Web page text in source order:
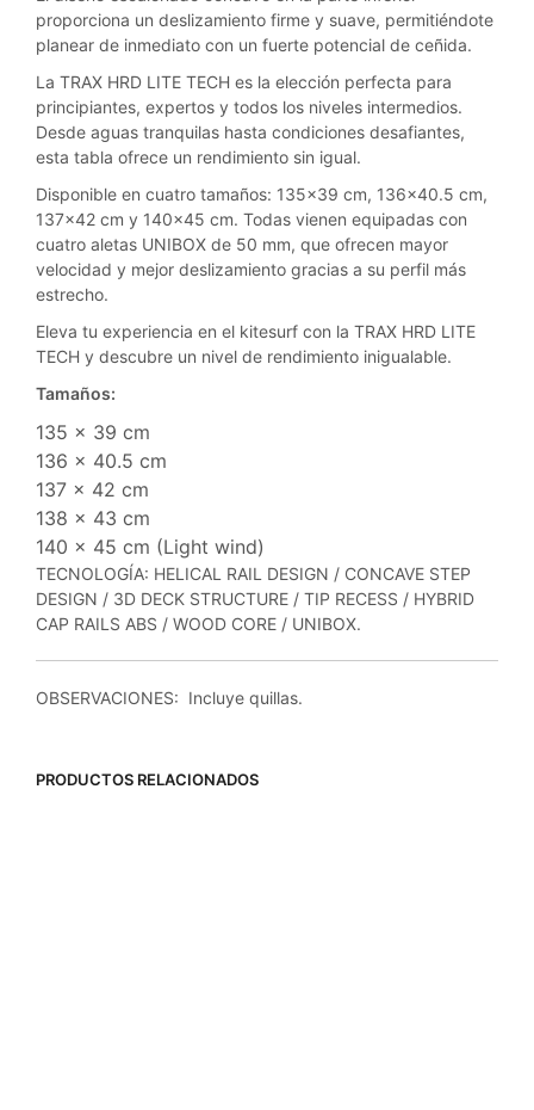
proporciona un deslizamiento firme y suave, permitiéndote
planear de inmediato con un fuerte potencial de ceñida.
La TRAX HRD LITE TECH es la elección perfecta para
principiantes, expertos y todos los niveles intermedios.
Desde aguas tranquilas hasta condiciones desafiantes,
esta tabla ofrece un rendimiento sin igual.
Disponible en cuatro tamaños: 135×39 cm, 136×40.5 cm,
137×42 cm y 140×45 cm. Todas vienen equipadas con
cuatro aletas UNIBOX de 50 mm, que ofrecen mayor
velocidad y mejor deslizamiento gracias a su perfil más
estrecho.
Eleva tu experiencia en el kitesurf con la TRAX HRD LITE
TECH y descubre un nivel de rendimiento inigualable.
Tamaños:
135 x 39 cm
136 x 40.5 cm
137 x 42 cm
138 x 43 cm
140 x 45 cm (Light wind)
TECNOLOGÍA: HELICAL RAIL DESIGN / CONCAVE STEP
DESIGN / 3D DECK STRUCTURE / TIP RECESS / HYBRID
CAP RAILS ABS / WOOD CORE / UNIBOX.
OBSERVACIONES: Incluye quillas.
PRODUCTOS RELACIONADOS